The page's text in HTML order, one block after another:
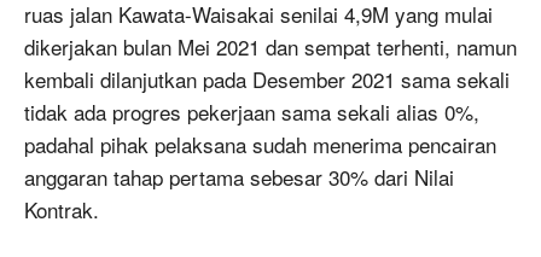
ruas jalan Kawata-Waisakai senilai 4,9M yang mulai
dikerjakan bulan Mei 2021 dan sempat terhenti, namun
kembali dilanjutkan pada Desember 2021 sama sekali
tidak ada progres pekerjaan sama sekali alias 0%,
padahal pihak pelaksana sudah menerima pencairan
anggaran tahap pertama sebesar 30% dari Nilai
Kontrak.